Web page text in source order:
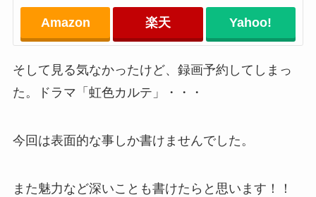
Amazon 楽天 Yahoo!
そして見る気なかったけど、録画予約してしまっ
た。ドラマ「虹色カルテ」・・・
今回は表面的な事しか書けませんでした。
また魅力など深いことも書けたらと思います！！